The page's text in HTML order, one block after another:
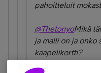
pahoitteluit
@ThetonyoMikä
ja malli on ja onko
kaapelikortti?